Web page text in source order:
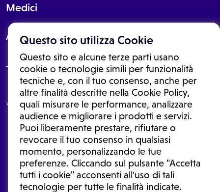
Questo sito utilizza Cookie
Questo sito e alcune terze parti usano
cookie o tecnologie simili per funzionalità
tecniche e, con il tuo consenso, anche per
altre finalità descritte nella Cookie Policy,
quali misurare le performance, analizzare
audience e migliorare i prodotti e servizi.
Puoi liberamente prestare, rifiutare o
revocare il tuo consenso in qualsiasi
momento, personalizzando le tue
preferenze. Cliccando sul pulsante "Accetta
tutti i cookie" acconsenti all'uso di tali
tecnologie per tutte le finalità indicate.
Medici
About
Le informazioni proposte in questo sito non sono un consulto medico.
In nessun caso, queste informazioni sostituiscono un consulto, una
visita o una diagnosi formulata dal medico. Non si devono considerare
le informazioni disponibili come suggerimenti per la formulazione di
una diagnosi, la determinazione di un trattamento o l'assunzione o
sospensione di un farmaco senza prima consultare un medico di
medicina generale o uno specialista.
Condizioni di utilizzo|Privacy Policy |Gestione cookie
Ⓒ 2026 | Tutti i diritti riservati.